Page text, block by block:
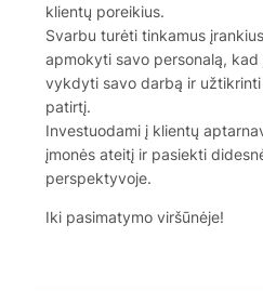
klientų poreikius.
Svarbu turėti tinkamus
apmokyti savo personalą,
vykdyti savo darbą ir užtikrinti
patirtį.
Investuodami į klientų
įmonės ateitį ir pasiekti
perspektyvoje.
Iki pasimatymo viršūnėje!